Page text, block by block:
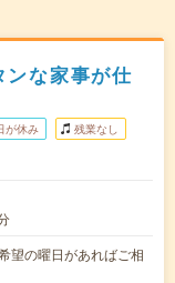
ンな家事が仕
が休み 残業なし
望の曜日があればご相